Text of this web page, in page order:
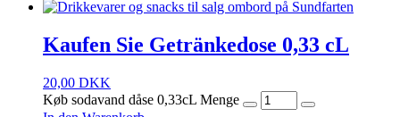
Kaufen Sie Getränkedose 0,33 cL
20,00 DKK
Køb sodavand dåse 0,33cL Menge